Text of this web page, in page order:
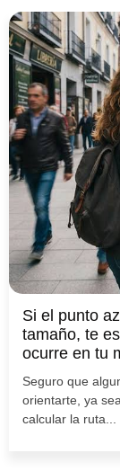
Si el punto
tamaño, te
ocurre en tu
Seguro que
orientarte, ya
calcular la ruta...